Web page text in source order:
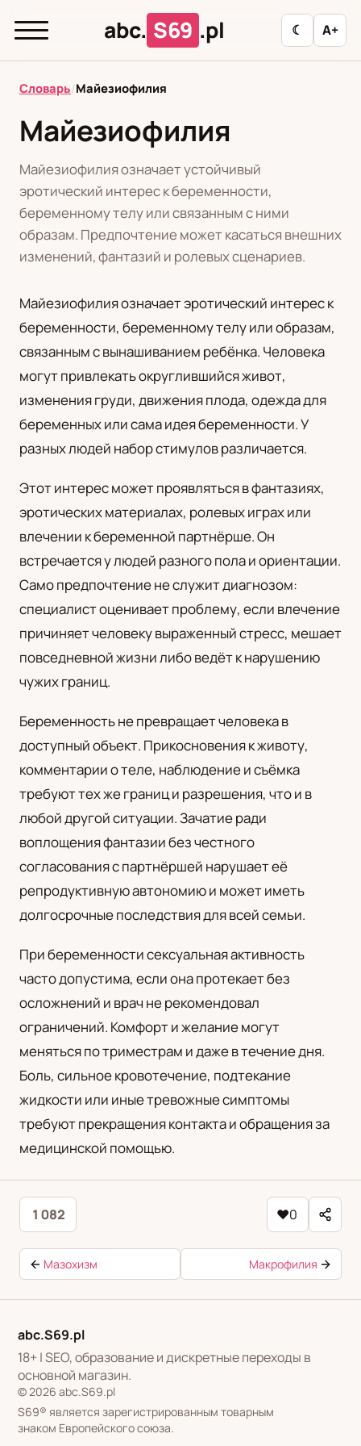
abc. S69 .pl ☾ A+
abc.
Л
М Н О П Р С Т
Ф
Ц Ш Э
Polski Русский
Українська
Словарь/Майезиофилия
Майезиофилия
Майезиофилия означает устойчивый
эротический интерес к беременности,
беременному телу или связанным с ними
образам. Предпочтение может касаться внешних
изменений, фантазий и ролевых сценариев.
Майезиофилия означает эротический интерес к
беременности, беременному телу или образам,
связанным с вынашиванием ребёнка. Человека
могут привлекать округлившийся живот,
изменения груди, движения плода, одежда для
беременных или сама идея беременности. У
разных людей набор стимулов различается.
Этот интерес может проявляться в фантазиях,
эротических материалах, ролевых играх или
влечении к беременной партнёрше. Он
встречается у людей разного пола и ориентации.
Само предпочтение не служит диагнозом:
специалист оценивает проблему, если влечение
причиняет человеку выраженный стресс, мешает
повседневной жизни либо ведёт к нарушению
чужих границ.
Беременность не превращает человека в
доступный объект. Прикосновения к животу,
комментарии о теле, наблюдение и съёмка
требуют тех же границ и разрешения, что и в
любой другой ситуации. Зачатие ради
воплощения фантазии без честного
согласования с партнёршей нарушает её
репродуктивную автономию и может иметь
долгосрочные последствия для всей семьи.
При беременности сексуальная активность
часто допустима, если она протекает без
осложнений и врач не рекомендовал
ограничений. Комфорт и желание могут
меняться по триместрам и даже в течение дня.
Боль, сильное кровотечение, подтекание
жидкости или иные тревожные симптомы
требуют прекращения контакта и обращения за
медицинской помощью.
1 082 ♥0
Мазохизм Макрофилия
abc.S69.pl
18+ | SEO, образование и дискретные переходы в
основной магазин.
© 2026 abc.S69.pl
S69® является зарегистрированным товарным
знаком Европейского союза.